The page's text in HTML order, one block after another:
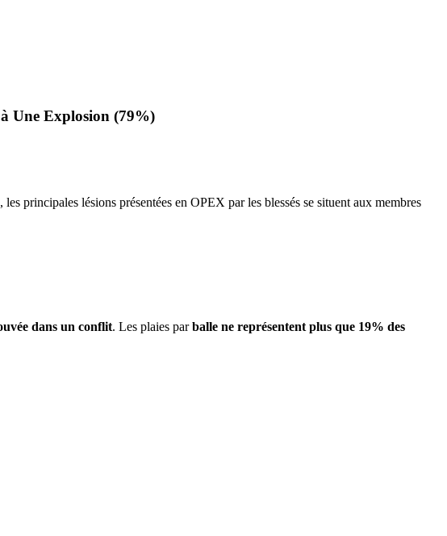
Une Explosion (79%)
les principales lésions présentées en OPEX par les blessés se situent aux membres
dans un conflit. Les plaies parballe ne représentent plus que 19% des